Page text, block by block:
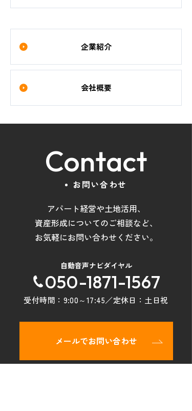
企業紹介
会社概要
Contact
お問い合わせ
アパート経営や土地活用、
資産形成についてのご相談など、
お気軽にお問い合わせください。
自動音声ナビダイヤル
050-1871-1567
受付時間： 9:00～17:45／定休日： 土日祝
メールでお問い合わせ